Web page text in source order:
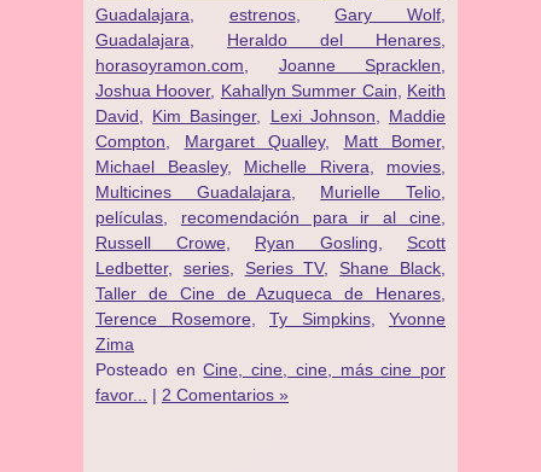
Guadalajara
estrenos,Gary Wolf
Guadalajara
Heraldo del Henares
horasoyramon.com
Joanne Spracklen
Joshua Hoover, Kahallyn Summer Cain
Keith
David
Kim Basinger, Lexi Johnson
Maddie
Compton
Margaret Qualley, Matt Bomer,
Michael Beasley, Michelle Rivera movies
Multicines Guadalajara
Murielle Telio
películas
recomendación para ir al cine
Russell Crowe, Ryan Gosling
Scott
Ledbetter, series, Series TV, Shane Black
Taller de Cine de Azuqueca de Henares
Terence Rosemore
Ty Simpkins, Yvonne
Zima
Posteado enCine, cine, cine, más cine por
favor...
| 2 Comentarios »